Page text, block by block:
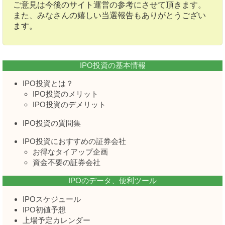
ご意見は今後のサイト運営の参考にさせて頂きます。
また、みなさんの嬉しい当選報告もありがとうござい
ます。
IPO投資の基本情報
IPO投資とは？
IPO投資のメリット
IPO投資のデメリット
IPO投資の質問集
IPO投資におすすめの証券会社
お得なタイアップ企画
資金不要の証券会社
IPOのデータ、便利ツール
IPOスケジュール
IPO初値予想
上場予定カレンダー